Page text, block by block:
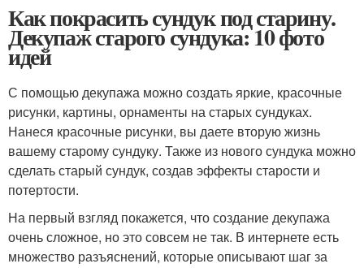
Как покрасить сундук под старину.
Декупаж старого сундука: 10 фото
идей
С помощью декупажа можно создать яркие, красочные
рисунки, картины, орнаменты на старых сундуках.
Нанеся красочные рисунки, вы даете вторую жизнь
вашему старому сундуку. Также из нового сундука можно
сделать старый сундук, создав эффекты старости и
потертости.
На первый взгляд покажется, что создание декупажа
очень сложное, но это совсем не так. В интернете есть
множество разъяснений, которые описывают шаг за